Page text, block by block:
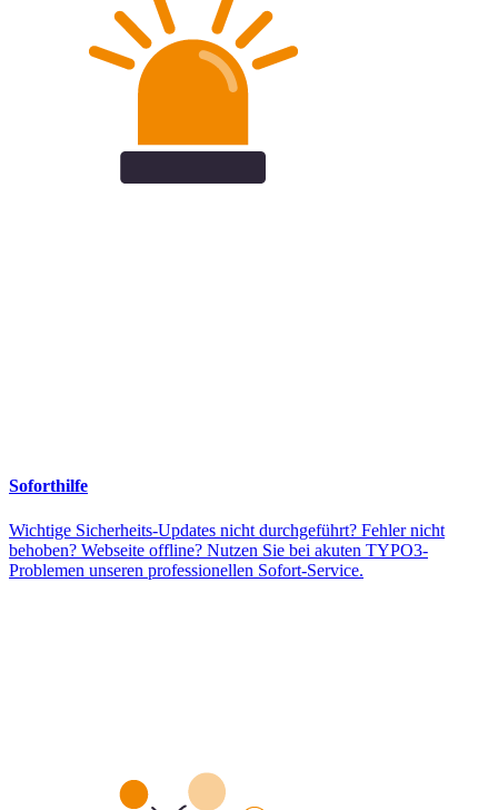
Soforthilfe
Wichtige Sicherheits-Updates nicht durchgeführt? Fehler nicht
behoben? Webseite offline? Nutzen Sie bei akuten TYPO3-
Problemen unseren professionellen Sofort-Service.